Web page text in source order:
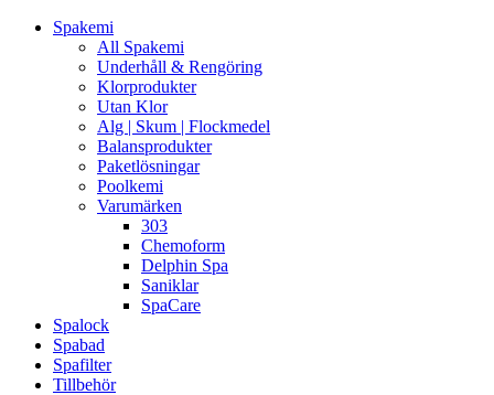
Spakemi
All Spakemi
Underhåll & Rengöring
Klorprodukter
Utan Klor
Alg | Skum | Flockmedel
Balansprodukter
Paketlösningar
Poolkemi
Varumärken
303
Chemoform
Delphin Spa
Saniklar
SpaCare
Spalock
Spabad
Spafilter
Tillbehör